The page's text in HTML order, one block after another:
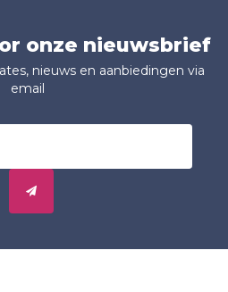
onze nieuwsbrief
nieuws en aanbiedingen via
email